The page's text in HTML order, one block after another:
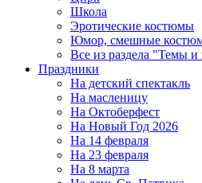
Школа
Эротические костюмы
Юмор, смешные
Все из раздела "Темы
Праздники
На детский спектакль
На масленицу
На Октоберфест
На Новый Год 2026
На 14 февраля
На 23 февраля
На 8 марта